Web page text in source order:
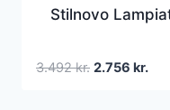
Stilnovo
3.492kr. Den
2.756 kr.Den